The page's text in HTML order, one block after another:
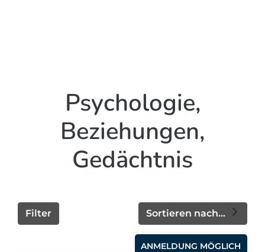
Psychologie,
Beziehungen,
Gedächtnis
Sortieren nach...
Filter
ANMELDUNG MÖGLICH